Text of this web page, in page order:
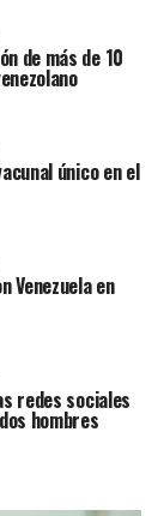
de más de 10
único en el
Venezuela en
redes sociales
hombres